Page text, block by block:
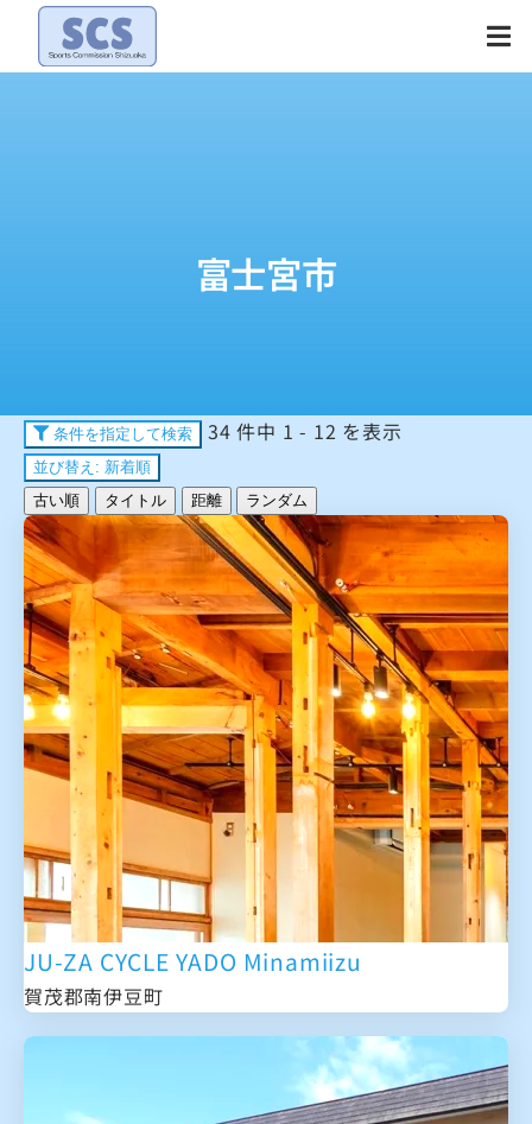
Skip
content
富士宮市
条件を指定して検索 34 件中 1 - 12 を表示
並び替え: 新着順
古い順
タイトル 距離 ランダム
JU-ZA CYCLE YADO Minamiizu
賀茂郡南伊豆町